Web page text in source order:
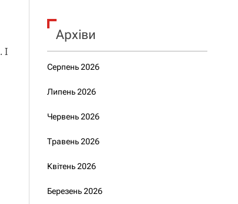
І
Архіви
Серпень 2026
Липень 2026
Червень 2026
Травень 2026
Квітень 2026
Березень 2026